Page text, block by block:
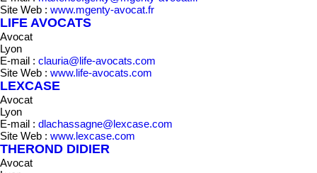
Site Web : www.mgenty-avocat.fr
LIFE AVOCATS
Avocat
Lyon
E-mail : clauria@life-avocats.com
Site Web : www.life-avocats.com
LEXCASE
Avocat
Lyon
E-mail : dlachassagne@lexcase.com
Site Web : www.lexcase.com
THEROND DIDIER
Avocat